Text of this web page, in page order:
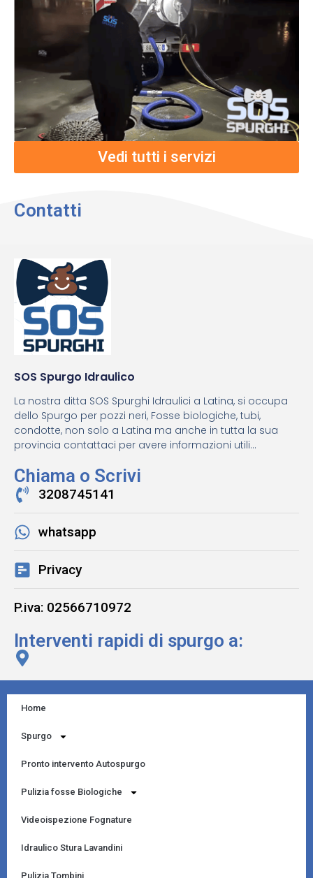
Vedi tutti i servizi
Contatti
SOS Spurgo Idraulico
La nostra ditta SOS Spurghi Idraulici a Latina, si occupa
dello Spurgo per pozzi neri, Fosse biologiche, tubi,
condotte, non solo a Latina ma anche in tutta la sua
provincia contattaci per avere informazioni utili...
Chiama o Scrivi
3208745141
whatsapp
Privacy
P.iva: 02566710972
Interventi rapidi di spurgo a:
Home
Spurgo
Pronto intervento Autospurgo
Pulizia fosse Biologiche
Videoispezione Fognature
Idraulico Stura Lavandini
Pulizia Tombini